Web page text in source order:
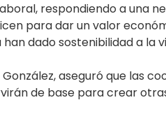
respondiendo a una
para dar un valor
dado sostenibilidad a la
aseguró que las
de base para crear